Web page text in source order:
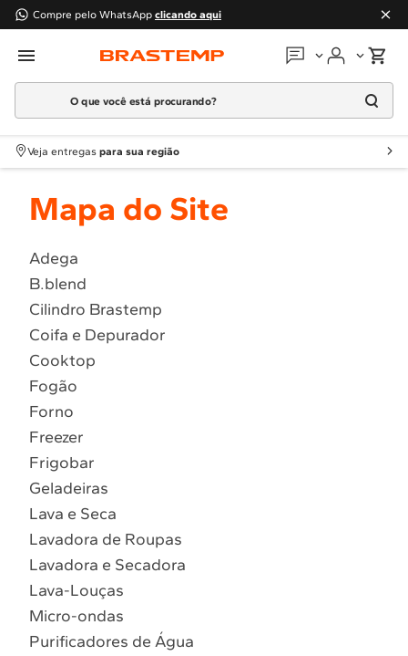
Compre pelo WhatsApp clicando aqui
Em que podemos
Atendimento Brastemp
Localizar assistência técnica
O que você está procurando?
Termos mais buscados
1º Geladeira
2
Fogao
4 º Lava Louça
5 º Cooktop
6º Microondas Brastemp
7º Forno
8º Embutir
9º Combos
Veja entregas para sua região
Mapa do Site
Adega
B.blend
Cilindro Brastemp
Coifa e Depurador
Cooktop
Fogão
Forno
Freezer
Frigobar
Geladeiras
Lava e Seca
Lavadora de Roupas
Lavadora e Secadora
Lava-Louças
Micro-ondas
Purificadores de Água